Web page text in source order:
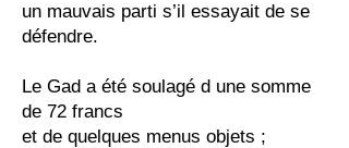
un mauvais parti s’il essayait de se
défendre.
Le Gad a été soulagé d une somme
de 72 francs
et de quelques menus objets ;